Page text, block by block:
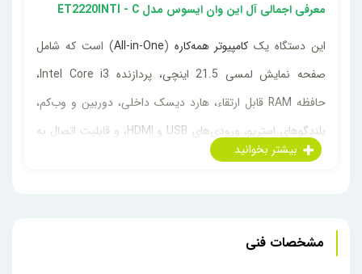
معرفی اجمالی آل این وان ایسوس مدل ET2220INTI - C
این دستگاه یک کامپیوتر همه‌کاره (
All-in-One) است که شامل
صفحه نمایش لمسی 21.5 اینچی، پردازنده Intel Core i3،
حافظه RAM قابل ارتقاء، هارد دیسک داخلی، دوربین و وب‌کم،
بلندگوهای استریو، ورودی‌های USB و HDMI، و قابلیت اتصال به
شبکه بی‌سیم Wi-Fi می‌باشد. این دستگاه برای استفاده در
عملکرد خوب هستند، مناسب است.
مشخصات فنی